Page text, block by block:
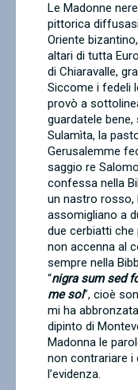
Le Madonne
pittorica diffusasi
Oriente
altari di tutta
di Chiaravalle,
Siccome i fedeli
provò a
guardatele
Sulamìta, la
Gerusalemme
saggio re
confessa nella
un nastro rosso,
assomigliano a
due cerbiatti che
non accenna al
sempre nella
“nigra sum sed
me sol”, cioè
mi ha
dipinto di
Madonna le
non contrariare i
l’evidenza.